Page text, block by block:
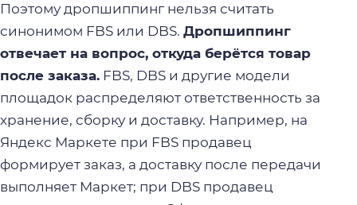
Поэтому дропшиппинг нельзя считать
синонимом FBS или DBS. Дропшиппинг
отвечает на вопрос, откуда берётся товар
после заказа. FBS, DBS и другие модели
площадок распределяют ответственность за
хранение, сборку и доставку. Например, на
Яндекс Маркете при FBS продавец
формирует заказ, а доставку после передачи
выполняет Маркет; при DBS продавец